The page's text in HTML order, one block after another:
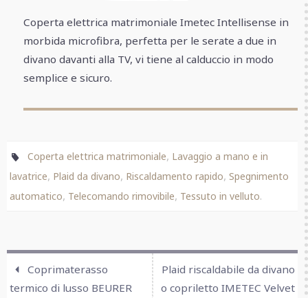
Coperta elettrica matrimoniale Imetec Intellisense in
morbida microfibra, perfetta per le serate a due in
divano davanti alla TV, vi tiene al calduccio in modo
semplice e sicuro.
Coperta elettrica matrimoniale, Lavaggio a mano e in
lavatrice, Plaid da divano, Riscaldamento rapido, Spegnimento
automatico, Telecomando rimovibile, Tessuto in velluto.
Coprimaterasso
termico di lusso BEURER
Plaid riscaldabile da divano
o copriletto IMETEC Velvet